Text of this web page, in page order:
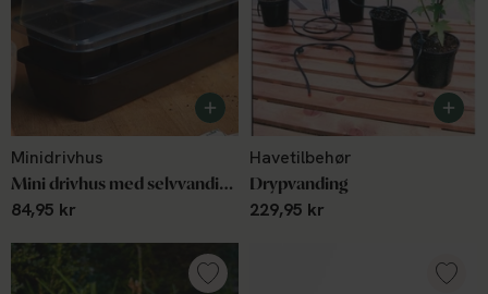
Minidrivhus
Mini drivhus med selvvanding m. 12 celler
84,95 kr
Havetilbehør
Drypvanding
229,95 kr